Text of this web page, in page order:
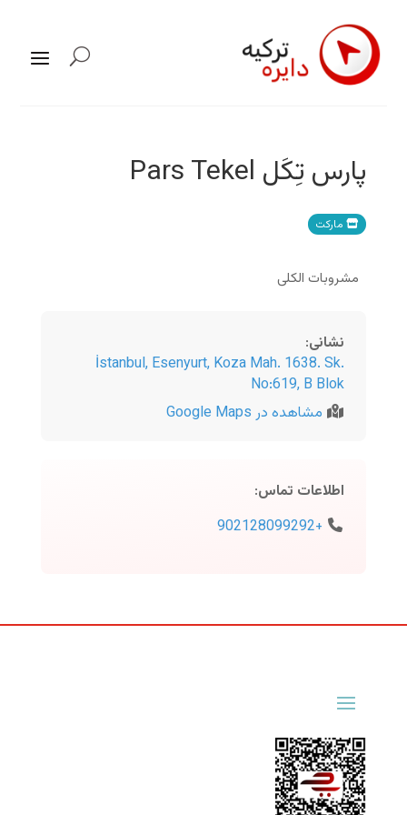
پارس تِکَل Pars Tekel
مارکت
مشروبات الکلی
نشانی:
İstanbul, Esenyurt, Koza Mah. 1638. Sk.
No:619, B Blok
مشاهده در Google Maps
اطلاعات تماس:
+902128099292